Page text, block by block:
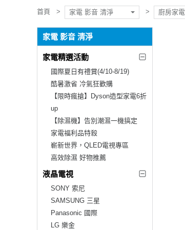
首頁 家電 影音 清淨 廚房家電
家電 影音 清淨
家電精選活動
國際夏日有禮賞(4/10-8/19)
酷暑激省 冷氣狂歡購
【限時瘋搶】Dyson造型家電6折
up
【除濕機】告別潮濕一機搞定
家電福利品特殺
嶄新世界，QLED電視專區
高效除濕 好物推薦
液晶電視
SONY 索尼
SAMSUNG 三星
Panasonic 國際
LG 樂金